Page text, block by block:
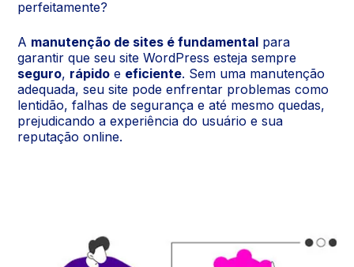
perfeitamente?
A manutenção de sites é fundamental para
garantir que seu site WordPress esteja sempre
seguro, rápido e eficiente. Sem uma manutenção
adequada, seu site pode enfrentar problemas como
lentidão, falhas de segurança e até mesmo quedas,
prejudicando a experiência do usuário e sua
reputação online.